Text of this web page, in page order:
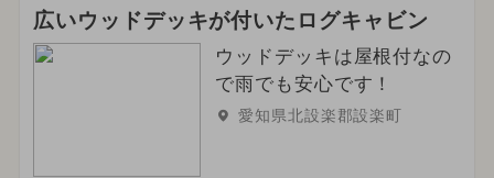
広いウッドデッキが付いたログキャビン
ウッドデッキは屋根付なの
で雨でも安心です！
愛知県北設楽郡設楽町